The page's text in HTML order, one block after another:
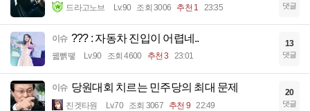
드라고노브 Lv.90 조회 3006 추천 1 23:35 댓글
이슈 ??? : 자동차 진입이 어렵네..
꿻뻵뗗 Lv.90 조회 4600 추천 3 23:01
13
댓글
이슈 당원대회 치르는 민주당의 최대 문제
진겟타원 Lv.70 조회 3067 추천 9 22:49
20
댓글